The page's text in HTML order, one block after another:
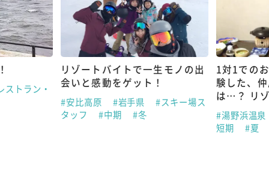
ストラン・
リゾートバイトで一生モノの出
会いと感動をゲット！
#安比高原 #岩手県
#スキー場ス
タッフ
#中期 #冬
1対1での
験した、
は…？ リ
#湯野浜温泉
短期
#夏